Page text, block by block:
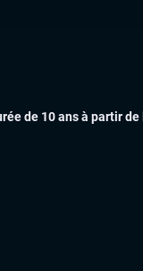
de 10 ans à partir